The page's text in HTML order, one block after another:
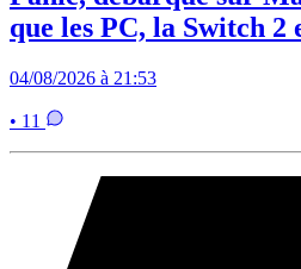
que les PC, la Switch
04/08/2026 à 21:53
• 11